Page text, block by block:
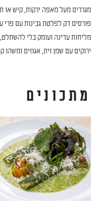
מגררים מעל מאפה ירקות, קיש או
פורסים דק לפלטת גבינות עם פרי
מליחות עדינה ועומק בלי
ירוקים עם שמן זית, אגוזים ומשהו
מתכונים